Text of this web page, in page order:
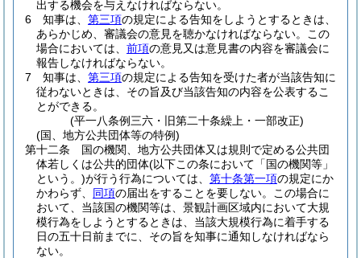
出する機会を与えなければならない。
6
知事は、 第三項の規定による告知をしようとするときは、
あらかじめ、審議会の意見を聴かなければならない。
この
場合においては、 前項の意見又は意見書の内容を審議会に
報告しなければならない。
7
知事は、 第三項の規定による告知を受けた者が当該告知に
従わないときは、その旨及び当該告知の内容を公表するこ
とができる。
(平一八条例三六・旧第二十条繰上・一部改正)
(国、地方公共団体等の特例)
第十二条
国の機関、地方公共団体又は規則で定める公共団
体若しくは公共的団体(以下この条において「国の機関等」
という。)が行う行為については、 第十条第一項の規定にか
かわらず、 同項の届出をすることを要しない。
この場合に
おいて、当該国の機関等は、景観計画区域内において大規
模行為をしようとするときは、当該大規模行為に着手する
日の五十日前までに、その旨を知事に通知しなければなら
ない。